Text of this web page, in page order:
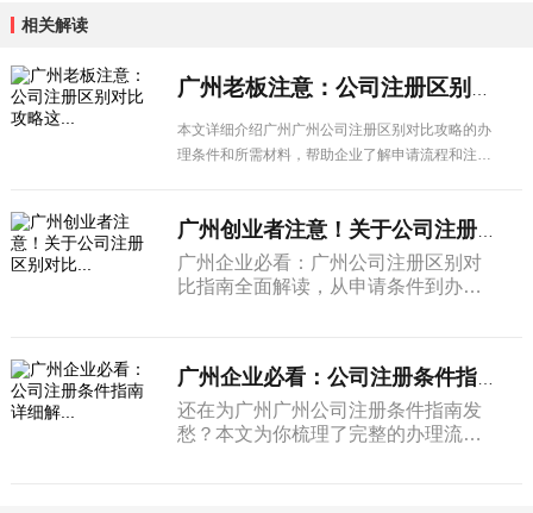
相关解读
本文详细介绍广州广州公司注册区别对比攻略的办
理条件和所需材料，帮助企业了解申请流程和注意
广州创业者注意！关于公司注册区别对比...
广州企业必看：广州公司注册区别对
比指南全面解读，从申请条件到办理
还在为广州广州公司注册条件指南发
愁？本文为你梳理了完整的办理流程